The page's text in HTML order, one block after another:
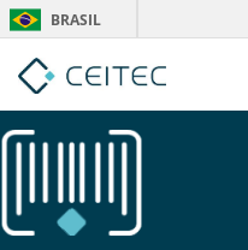
BRASIL